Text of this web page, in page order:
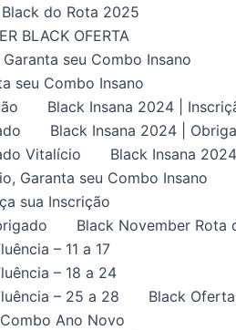
Black do Rota 2025
BLACK OFERTA
seu Combo Insano
seu Combo Insano
Black Insana 2024 |
Black Insana 2024 |
Vitalício
Black Insana
Garanta seu Combo Insano
sua Inscrição
Black November Rota
– 11 a 17
– 18 a 24
– 25 a 28
Black
Combo Ano Novo